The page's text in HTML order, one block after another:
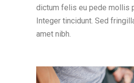
dictum felis eu pede mollis
Integer tincidunt. Sed
amet nibh.